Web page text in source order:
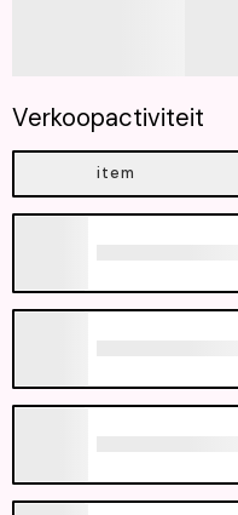
Verkoopactiviteit
item